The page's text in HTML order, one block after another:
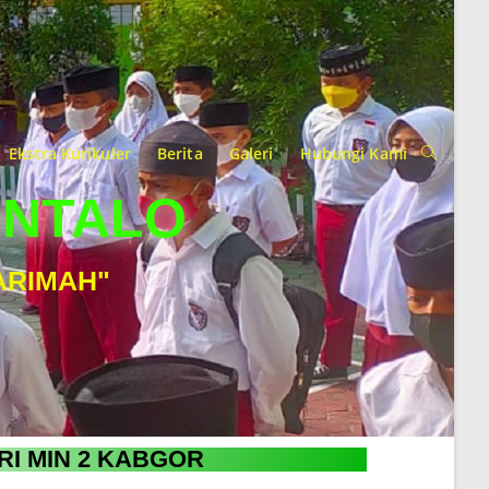
Ekstra Kurikuler Berita Galeri Hubungi Kami
MIN 2 KABGOR